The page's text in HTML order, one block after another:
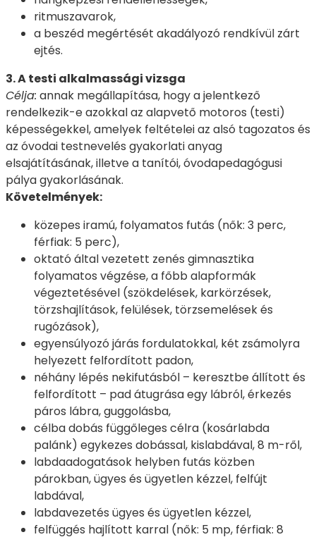
ritmuszavarok,
a beszéd megértését akadályozó rendkívül zárt
ejtés.
3. A testi alkalmassági vizsga
Célja: annak megállapítása, hogy a jelentkező
rendelkezik-e azokkal az alapvető motoros (testi)
képességekkel, amelyek feltételei az alsó tagozatos és
az óvodai testnevelés gyakorlati anyag
elsajátításának, illetve a tanítói, óvodapedagógusi
pálya gyakorlásának.
Követelmények:
közepes iramú, folyamatos futás (nők: 3 perc,
férfiak: 5 perc),
oktató által vezetett zenés gimnasztika
folyamatos végzése, a főbb alapformák
végeztetésével (szökdelések, karkörzések,
törzshajlítások, felülések, törzsemelések és
rugózások),
egyensúlyozó járás fordulatokkal, két zsámolyra
helyezett felfordított padon,
néhány lépés nekifutásból – keresztbe állított és
felfordított – pad átugrása egy lábról, érkezés
páros lábra, guggolásba,
célba dobás függőleges célra (kosárlabda
palánk) egykezes dobással, kislabdával, 8 m-ről,
labdaadogatások helyben futás közben
párokban, ügyes és ügyetlen kézzel, felfújt
labdával,
labdavezetés ügyes és ügyetlen kézzel,
felfüggés hajlított karral (nők: 5 mp, férfiak: 8